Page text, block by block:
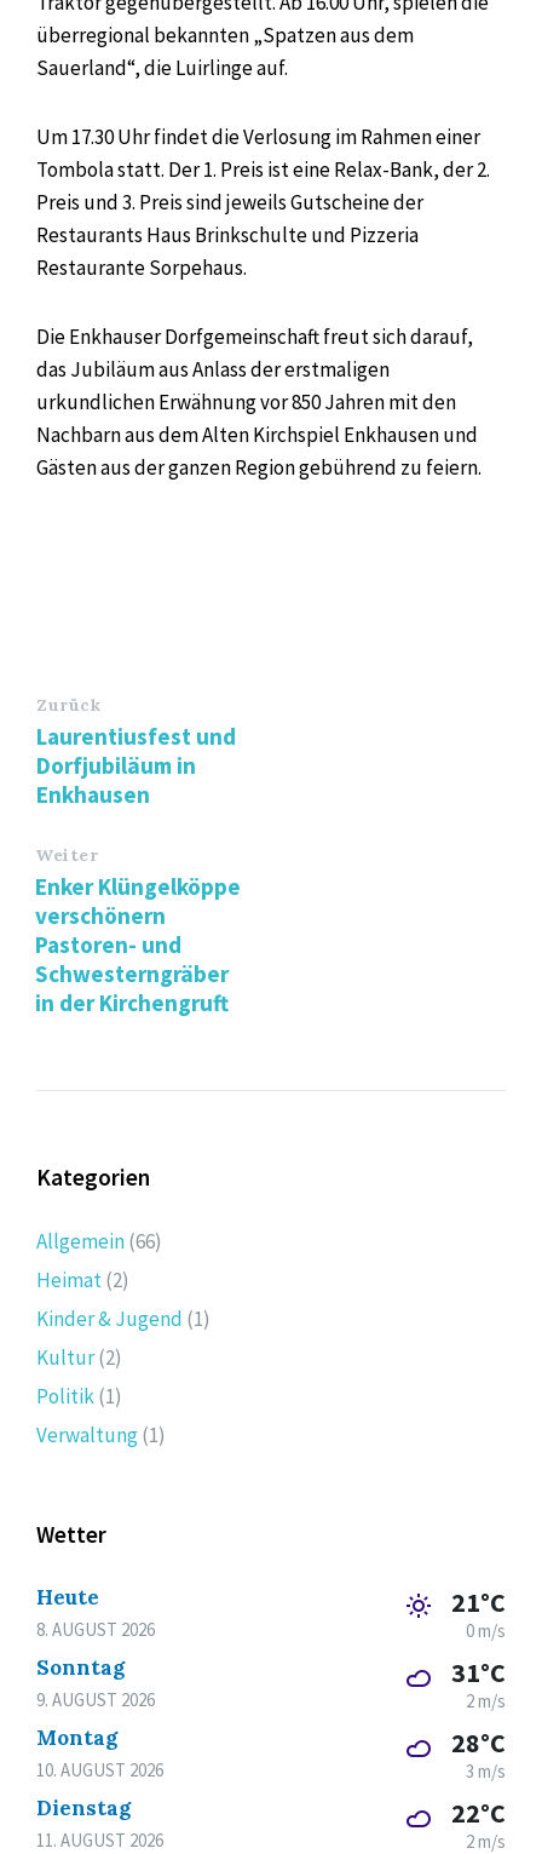
überregional bekannten „Spatzen aus dem
Sauerland“, die Luirlinge auf.
Um 17.30 Uhr findet die Verlosung im Rahmen einer
Tombola statt. Der 1. Preis ist eine Relax-Bank, der 2.
Preis und 3. Preis sind jeweils Gutscheine der
Restaurants Haus Brinkschulte und Pizzeria
Restaurante Sorpehaus.
Die Enkhauser Dorfgemeinschaft freut sich darauf,
das Jubiläum aus Anlass der erstmaligen
urkundlichen Erwähnung vor 850 Jahren mit den
Nachbarn aus dem Alten Kirchspiel Enkhausen und
Gästen aus der ganzen Region gebührend zu feiern.
Zurück
Laurentiusfest und
Dorfjubiläum in
Enkhausen
Weiter
Enker Klüngelköppe
verschönern
Pastoren- und
Schwesterngräber
in der Kirchengruft
Kategorien
Allgemein(66)
Heimat(2)
Kinder & Jugend (1)
Kultur(2)
Politik(1)
Verwaltung(1)
Wetter
Heute
8. AUGUST 2026
21°C
0 m/s
Sonntag
9. AUGUST 2026
31°C
2 m/s
Montag
10. AUGUST 2026
28°C
3 m/s
Dienstag
11. AUGUST 2026
22°C
2 m/s